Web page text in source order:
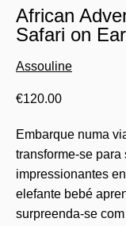
African
Safari on
Assouline
€120.00
Embarque numa
transforme-se para
impressionantes
elefante bebé
surpreenda-se